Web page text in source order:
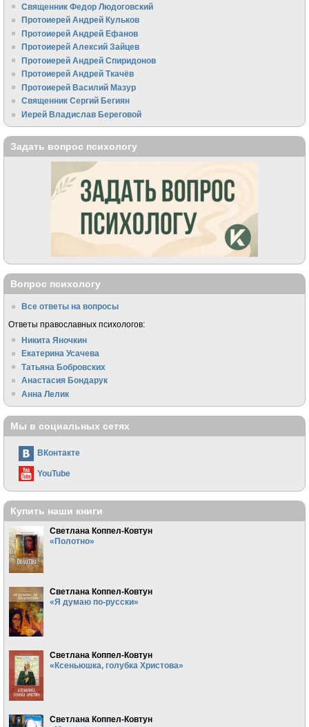
Священник Федор Людоговский
Протоиерей Андрей Кульков
Протоиерей Андрей Ефанов
Протоиерей Алексий Зайцев
Протоиерей Андрей Спиридонов
Протоиерей Андрей Ткачёв
Протоиерей Василий Мазур
Священник Сергий Бегиян
Иерей Владислав Береговой
Задать вопрос психологу
Вопрос психологу
Все ответы на вопросы
Ответы православных психологов:
Никита Яночкин
Екатерина Усачева
Татьяна Бобровских
Анастасия Бондарук
Анна Лелик
Мы в социальных сетях
ВКонтакте
YouTube
Купить наши книги
Светлана Коппел-Ковтун
«Полотно»
Светлана Коппел-Ковтун
«Я думаю по-русски»
Светлана Коппел-Ковтун
«Ксеньюшка, голубка Христова»
Светлана Коппел-Ковтун